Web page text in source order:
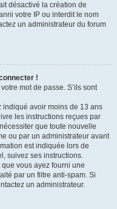
désactivé la création de
votre IP ou interdit le nom
un administrateur du forum
!
mot de passe. S’ils sont
indiqué avoir moins de 13 ans
les instructions reçues par
que toute nouvelle
ou par un administrateur avant
est indiquée lors de
suivez ses instructions.
vous ayez fourni une
par un filtre anti-spam. Si
un administrateur.